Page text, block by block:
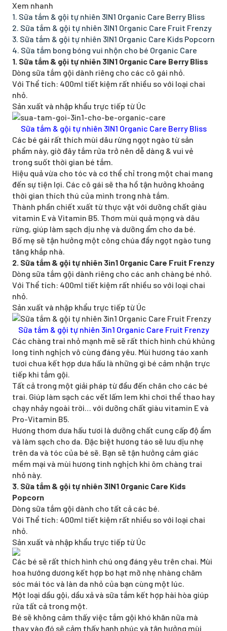
Xem nhanh
1. Sữa tắm & gội tự nhiên 3IN1 Organic Care Berry Bliss
2. Sữa tắm & gội tự nhiên 3IN1 Organic Care Fruit Frenzy
3. Sữa tắm & gội tự nhiên 3IN1 Organic Care Kids Popcorn
4. Sữa tắm bong bóng vui nhộn cho bé Organic Care
1. Sữa tắm & gội tự nhiên 3IN1 Organic Care Berry Bliss
Dòng sữa tắm gội dành riêng cho các cô gái nhỏ.
Với Thể tích: 400ml tiết kiệm rất nhiều so với loại chai
nhỏ.
Sản xuất và nhập khẩu trực tiếp từ Úc
Sữa tắm & gội tự nhiên 3IN1 Organic Care Berry Bliss
Các bé gái rất thích mùi dâu rừng ngọt ngào từ sản
phẩm này, giờ đây tắm rửa trở nên dễ dàng & vui vẻ
trong suốt thời gian bé tắm.
Hiệu quả vừa cho tóc và cơ thể chỉ trong một chai mang
đến sự tiện lợi. Các cô gái sẽ tha hồ tận hưởng khoảng
thời gian thích thú của mình trong nhà tắm.
Thành phần chiết xuất từ thực vật với dưỡng chất giàu
vitamin E và Vitamin B5. Thơm mùi quả mọng và dâu
rừng, giúp làm sạch dịu nhẹ và dưỡng ẩm cho da bé.
Bố mẹ sẽ tận hưởng một công chúa đầy ngọt ngào tung
tăng khắp nhà.
2. Sữa tắm & gội tự nhiên 3in1 Organic Care Fruit Frenzy
Dòng sữa tắm gội dành riêng cho các anh chàng bé nhỏ.
Với Thể tích: 400ml tiết kiệm rất nhiều so với loại chai
nhỏ.
Sản xuất và nhập khẩu trực tiếp từ Úc
Sữa tắm & gội tự nhiên 3in1 Organic Care Fruit Frenzy
Các chàng trai nhỏ mạnh mẽ sẽ rất thích hình chú khủng
long tinh nghịch vô cùng đáng yêu. Mùi hương táo xanh
tươi chua kết hợp dưa hấu là những gì bé cảm nhận trực
tiếp khi tắm gội.
Tất cả trong một giải pháp từ đầu đến chân cho các bé
trai. Giúp làm sạch các vết lấm lem khi chơi thể thao hay
chạy nhảy ngoài trời… với dưỡng chất giàu vitamin E và
Pro-Vitamin B5.
Hương thơm dưa hấu tươi là dưỡng chất cung cấp độ ẩm
và làm sạch cho da. Đặc biệt hương táo sẽ lưu dịu nhẹ
trên da và tóc của bé sẽ. Bạn sẽ tận hưởng cảm giác
mềm mại và mùi hương tinh nghịch khi ôm chàng trai
nhỏ này.
3. Sữa tắm & gội tự nhiên 3IN1 Organic Care Kids
Popcorn
Dòng sữa tắm gội dành cho tất cả các bé.
Với Thể tích: 400ml tiết kiệm rất nhiều so với loại chai
nhỏ.
Sản xuất và nhập khẩu trực tiếp từ Úc
Các bé sẽ rất thích hình chú ong đáng yêu trên chai. Mùi
hoa hướng dương kết hợp bơ hạt mỡ nhẹ nhàng chăm
sóc mái tóc và làn da nhỏ của bạn cùng một lúc.
Một loại dầu gội, dầu xả và sữa tắm kết hợp hài hòa giúp
rửa tất cả trong một.
Bé sẽ không cảm thấy việc tắm gội khó khăn nữa mà
thay vào đó sẽ cảm thấy hạnh phúc và tận hưởng mùi